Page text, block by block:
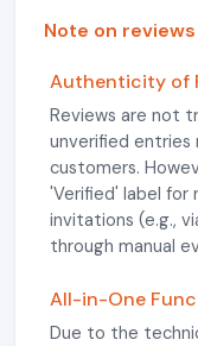
Note on reviews
Authenticity of
Reviews are not
unverified
customers.
'Verified' label for
invitations (e.g.,
through manual
All-in-One
Due to the